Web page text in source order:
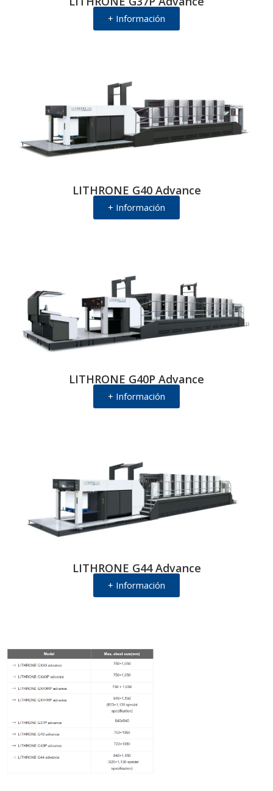
+ Información
LITHRONE G40 Advance
+ Información
LITHRONE G40P Advance
+ Información
LITHRONE G44 Advance
+ Información